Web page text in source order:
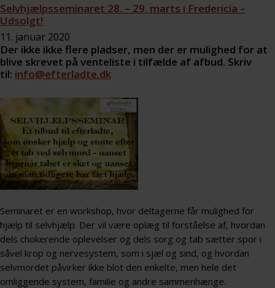
Selvhjælpsseminaret 28. – 29. marts i Fredericia –
Udsolgt!
11. januar 2020
Der ikke ikke flere pladser, men der er mulighed for at
blive skrevet på venteliste i tilfælde af afbud. Skriv
til: info@efterladte.dk
Seminaret er en workshop, hvor deltagerne får mulighed for
hjælp til selvhjælp. Der vil være oplæg til forståelse af, hvordan
dels chokerende oplevelser og dels sorg og tab sætter spor i
såvel krop og nervesystem, som i sjæl og sind, og hvordan
selvmordet påvirker ikke blot den enkelte, men hele det
omliggende system, familie og andre sammenhænge.